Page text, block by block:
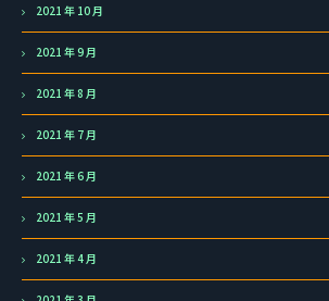
2021 年 10 月
2021 年 9 月
2021 年 8 月
2021 年 7 月
2021 年 6 月
2021 年 5 月
2021 年 4 月